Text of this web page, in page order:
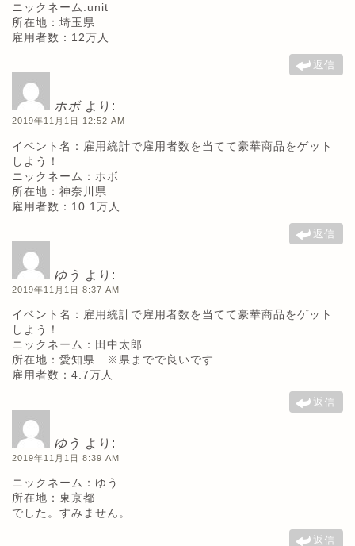
ニックネーム:unit
所在地：埼玉県
雇用者数：12万人
返信
ホボ より:
2019年11月1日 12:52 AM
イベント名：雇用統計で雇用者数を当てて豪華商品をゲット
しよう！
ニックネーム：ホボ
所在地：神奈川県
雇用者数：10.1万人
返信
ゆう より:
2019年11月1日 8:37 AM
イベント名：雇用統計で雇用者数を当てて豪華商品をゲット
しよう！
ニックネーム：田中太郎
所在地：愛知県 ※県までで良いです
雇用者数：4.7万人
返信
ゆう より:
2019年11月1日 8:39 AM
ニックネーム：ゆう
所在地：東京都
でした。すみません。
返信